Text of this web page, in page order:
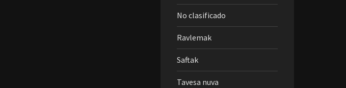
No clasificado
Ravlemak
Saftak
Tavesa nuva